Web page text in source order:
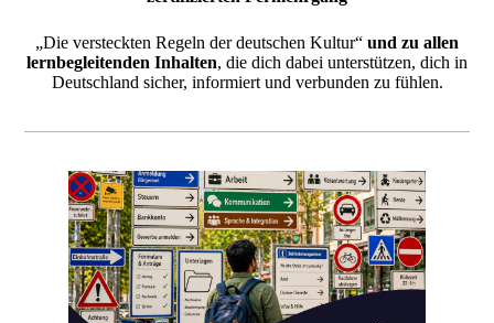
„Die versteckten Regeln der deutschen Kultur“ und zu allen
lernbegleitenden Inhalten, die dich dabei unterstützen, dich in
Deutschland sicher, informiert und verbunden zu fühlen.